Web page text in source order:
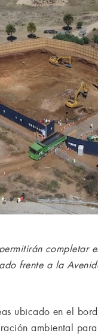
completar
frente a la
ubicado en el
ambiental